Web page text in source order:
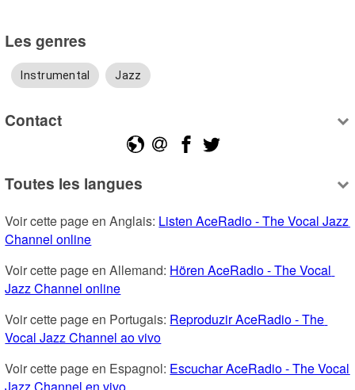
Les genres
Instrumental Jazz
Contact
Toutes les langues
Voir cette page en Anglais: Listen AceRadio - The Vocal Jazz
Channel online
Voir cette page en Allemand: Hören AceRadio - The Vocal
Jazz Channel online
Voir cette page en Portugais: Reproduzir AceRadio - The
Vocal Jazz Channel ao vivo
Voir cette page en Espagnol: Escuchar AceRadio - The Vocal
Jazz Channel en vivo